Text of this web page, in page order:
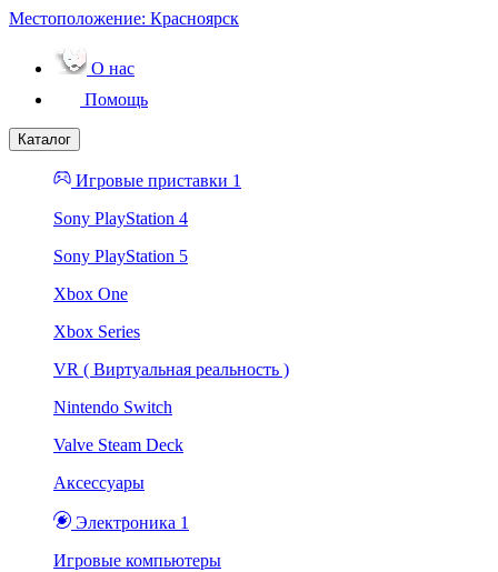
Местоположение: Красноярск
О нас
Помощь
Каталог
Игровые приставки 1
Sony PlayStation 4
Sony PlayStation 5
Xbox One
Xbox Series
VR ( Виртуальная реальность )
Nintendo Switch
Valve Steam Deck
Аксессуары
Электроника 1
Игровые компьютеры